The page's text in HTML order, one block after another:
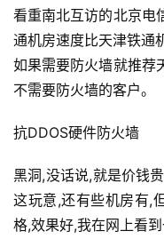
看重南北互访的北京电
通机房速度比天津铁通
如果需要防火墙就推荐
不需要防火墙的客户。
抗DDOS硬件防火墙
黑洞,没话说,就是价钱
这玩意,还有些机房有,
格,效果好,我在网上看